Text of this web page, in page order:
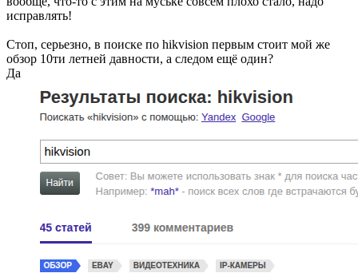
исправлять!
Стоп, серьезно, в поиске по hikvision первым стоит мой же
обзор 10ти летней давности, а следом ещё один?
Да